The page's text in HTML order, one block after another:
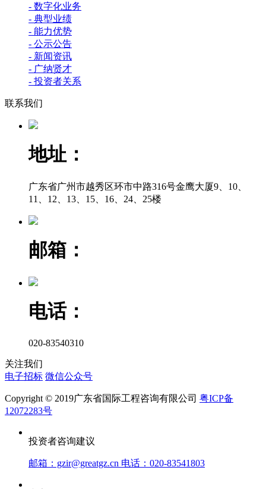
- 数字化业务
- 典型业绩
- 能力优势
- 公示公告
- 新闻资讯
- 广纳贤才
- 投资者关系
联系我们
地址：
广东省广州市越秀区环市中路316号金鹰大厦9、10、
11、12、13、15、16、24、25楼
邮箱：
电话：
020-83540310
关注我们
电子招标 微信公众号
Copyright © 2019广东省国际工程咨询有限公司 粤ICP备
12072283号
投资者咨询建议
邮箱：gzir@greatgz.cn 电话：020-83541803